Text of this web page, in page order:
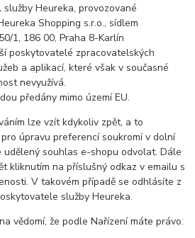
Heureka, provozované
Shopping s.r.o., sídlem
1, 186 00, Praha 8-Karlín
poskytovatelé zpracovatelských
a aplikací, které však v současné
nevyužívá.
předány mimo území EU.
lze vzít kdykoliv zpět, a to
úpravu preferencí soukromí v dolní
udělený souhlas e-shopu odvolat. Dále
kliknutím na příslušný odkaz v emailu s
V takovém případě se odhlásíte z
služby Heureka.
vědomí, že podle Nařízení máte právo: